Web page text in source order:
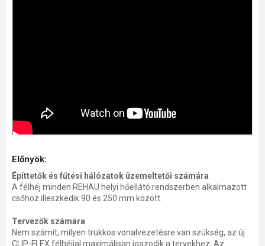
Előnyök:
Építtetők és fűtési hálózatok üzemeltetői számára
A félhéj minden REHAU helyi hőellátó rendszerben alkalmazott
csőhöz illeszkedik 90 és 250 mm között.
Tervezők számára
Nem számít, milyen trükkös vonalvezetésre van szükség, az új
CLIP-FLEX félhéjjal maximálisan igazodik a tervekhez. Az